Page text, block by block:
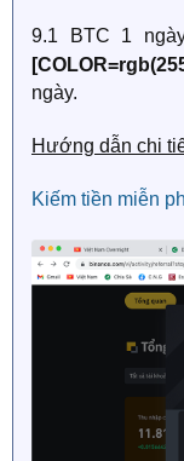
9.1 BTC 1
ngày.
Hướng dẫn chi
Kiếm tiền miễn